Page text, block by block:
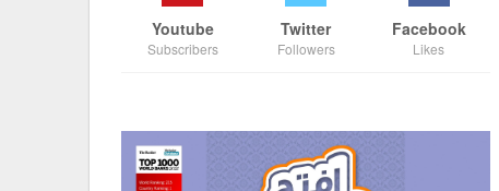
Facebook
Likes
Twitter
Followers
Youtube
Subscribers